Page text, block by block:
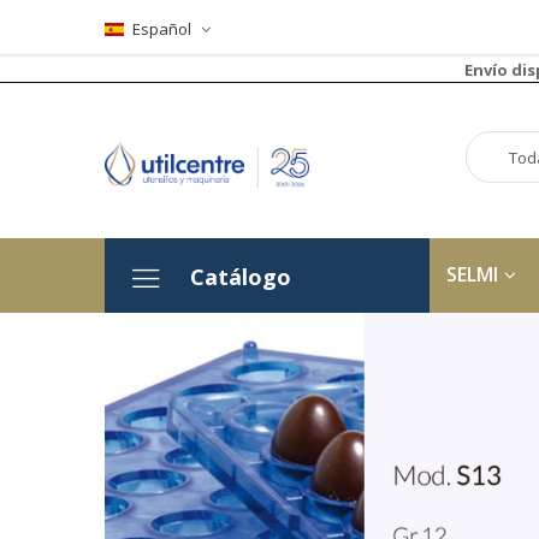
Español
Envío
Catálogo SELMI
de
la
galería
de
imágenes